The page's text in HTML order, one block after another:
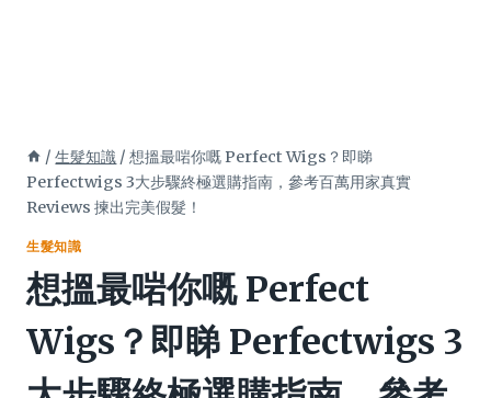
/ 生髮知識 / 想搵最啱你嘅 Perfect Wigs？即睇
Perfectwigs 3大步驟終極選購指南，參考百萬用家真實
Reviews 揀出完美假髮！
生髮知識
想搵最啱你嘅 Perfect
Wigs？即睇 Perfectwigs 3